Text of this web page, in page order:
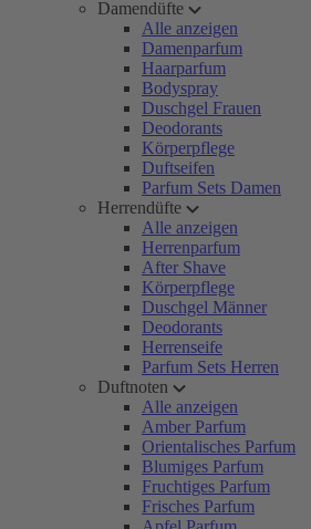
Damendüfte
Alle anzeigen
Damenparfum
Haarparfum
Bodyspray
Duschgel Frauen
Deodorants
Körperpflege
Duftseifen
Parfum Sets Damen
Herrendüfte
Alle anzeigen
Herrenparfum
After Shave
Körperpflege
Duschgel Männer
Deodorants
Herrenseife
Parfum Sets Herren
Duftnoten
Alle anzeigen
Amber Parfum
Orientalisches Parfum
Blumiges Parfum
Fruchtiges Parfum
Frisches Parfum